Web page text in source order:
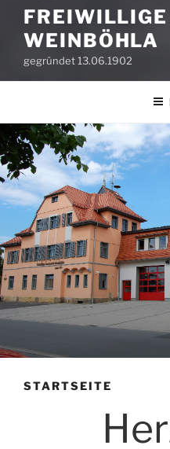
FREIWILLIGE
WEINBÖHLA
gegründet 13.06.1902
STARTSEITE